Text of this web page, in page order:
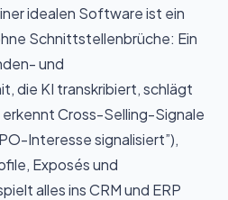
idealen Software ist ein
Schnittstellenbrüche: Ein
und
die KI transkribiert, schlägt
Cross-Selling-Signale
Interesse signalisiert”),
Exposés und
alles ins CRM und ERP